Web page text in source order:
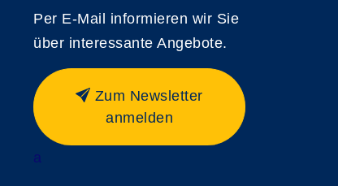
Per E-Mail informieren wir Sie
über interessante Angebote.
Zum Newsletter
anmelden
a